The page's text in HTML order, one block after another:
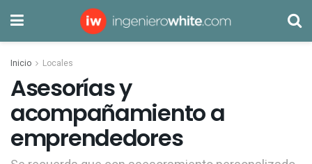
Inicio Locales
Asesorías y
acompañamiento a
emprendedores